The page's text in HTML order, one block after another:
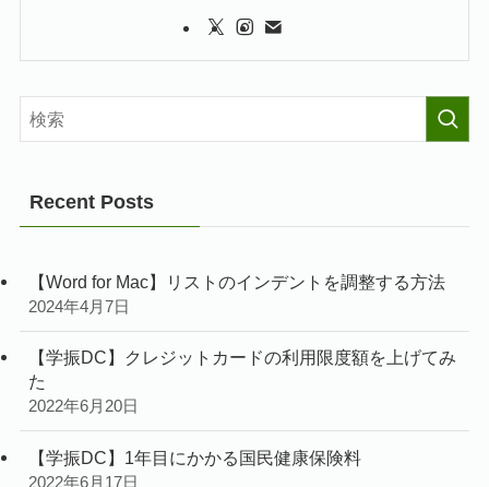
Recent Posts
【Word for Mac】リストのインデントを調整する方法
2024年4月7日
【学振DC】クレジットカードの利用限度額を上げてみ
た
2022年6月20日
【学振DC】1年目にかかる国民健康保険料
2022年6月17日